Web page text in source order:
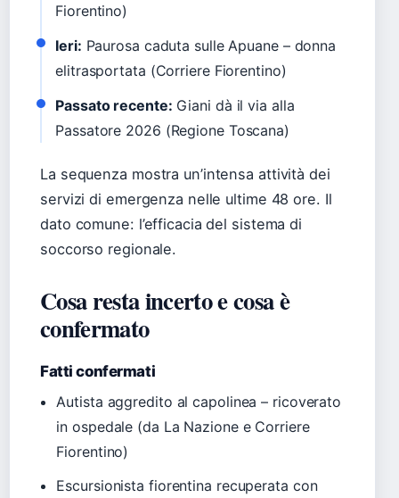
Fiorentino)
Ieri: Paurosa caduta sulle Apuane – donna
elitrasportata (Corriere Fiorentino)
Passato recente: Giani dà il via alla
Passatore 2026 (Regione Toscana)
La sequenza mostra un’intensa attività dei
servizi di emergenza nelle ultime 48 ore. Il
dato comune: l’efficacia del sistema di
soccorso regionale.
Cosa resta incerto e cosa è
confermato
Fatti confermati
Autista aggredito al capolinea – ricoverato
in ospedale (da La Nazione e Corriere
Fiorentino)
Escursionista fiorentina recuperata con